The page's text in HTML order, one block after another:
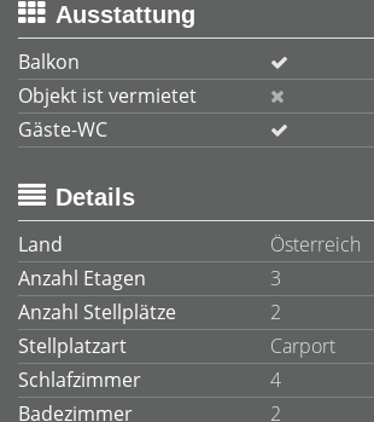
Ausstattung
Balkon
Objekt ist vermietet
Gäste-WC
Details
Land
Österreich
Anzahl Etagen
3
Anzahl Stellplätze
2
Stellplatzart
Carport
Schlafzimmer
4
Badezimmer
2